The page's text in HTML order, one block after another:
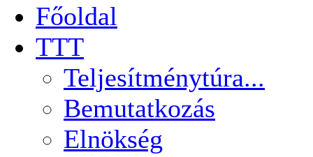
Főoldal
TTT
Teljesítménytúra...
Bemutatkozás
Elnökség